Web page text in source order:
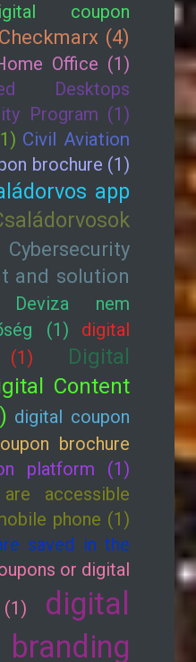
coupon
Checkmarx (4)
Office (1)
Desktops
Program (1)
Civil Aviation
brochure (1)
app
Cybersecurity
and solution
Deviza nem
(1)
digital
(1)
Digital
Content
digital coupon
brochure
platform (1)
accessible
phone (1)
saved in the
or digital
digital